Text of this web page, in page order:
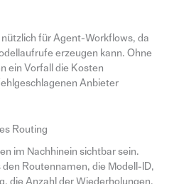
für Agent-Workflows, da
erzeugen kann. Ohne
ein Vorfall die Kosten
Anbieter
Routing
im Nachhinein sichtbar sein.
Routennamen, die Modell-ID,
die Anzahl der Wiederholungen,